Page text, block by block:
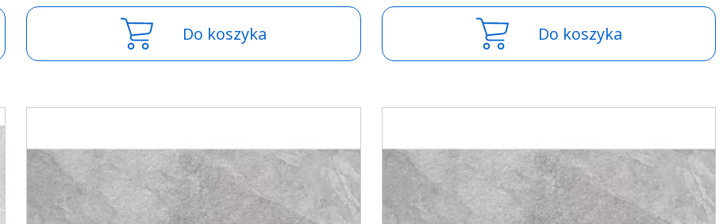
Do koszyka Do koszyka